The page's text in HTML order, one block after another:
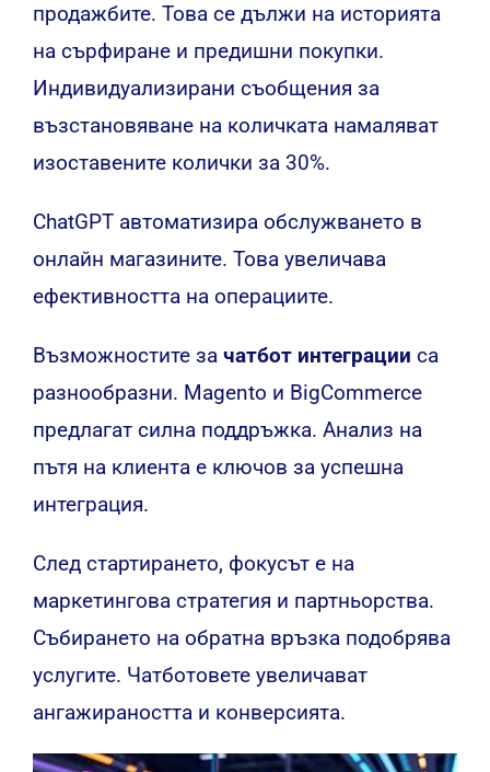
продажбите. Това се дължи на историята
на сърфиране и предишни покупки.
Индивидуализирани съобщения за
възстановяване на количката намаляват
изоставените колички за 30%.
ChatGPT автоматизира обслужването в
онлайн магазините. Това увеличава
ефективността на операциите.
Възможностите за чатбот интеграции са
разнообразни. Magento и BigCommerce
предлагат силна поддръжка. Анализ на
пътя на клиента е ключов за успешна
интеграция.
След стартирането, фокусът е на
маркетингова стратегия и партньорства.
Събирането на обратна връзка подобрява
услугите. Чатботовете увеличават
ангажираността и конверсията.